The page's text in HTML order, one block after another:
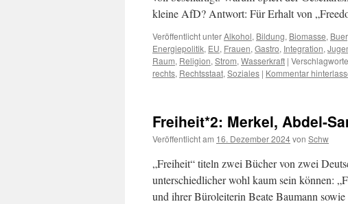
kleine AfD? Antwort: Für Erhalt von
Veröffentlicht unterAlkohol, Bildung, Biomasse,
Energiepolitik, EU, Frauen, Gastro, Integration,
Raum, Religion, Strom, Wasserkraft |
rechts, Rechtsstaat, Soziales | Kommentar
Freiheit*2: Merkel, Abdel-
Veröffentlicht am 16. Dezember 2024von Schw
„Freiheit“ titeln zwei Bücher von zwei
unterschiedlicher wohl kaum sein können:
und ihrer Büroleiterin Beate Baumann